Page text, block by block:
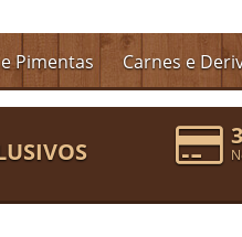
Pimentas Carnes e